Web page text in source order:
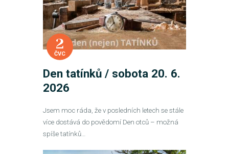
2
ČVC
Den tatínků / sobota 20. 6.
2026
Jsem moc ráda, že v posledních letech se stále
více dostává do povědomí Den otců – možná
spíše tatínků…